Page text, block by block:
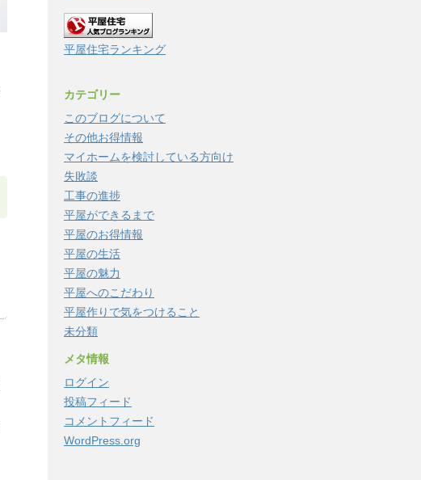
平屋住宅ランキング
カテゴリー
このブログについて
その他お得情報
マイホームを検討している方向け
失敗談
工事の進捗
平屋ができるまで
平屋のお得情報
平屋の生活
平屋の魅力
平屋へのこだわり
平屋作りで気をつけること
未分類
メタ情報
ログイン
投稿フィード
コメントフィード
WordPress.org